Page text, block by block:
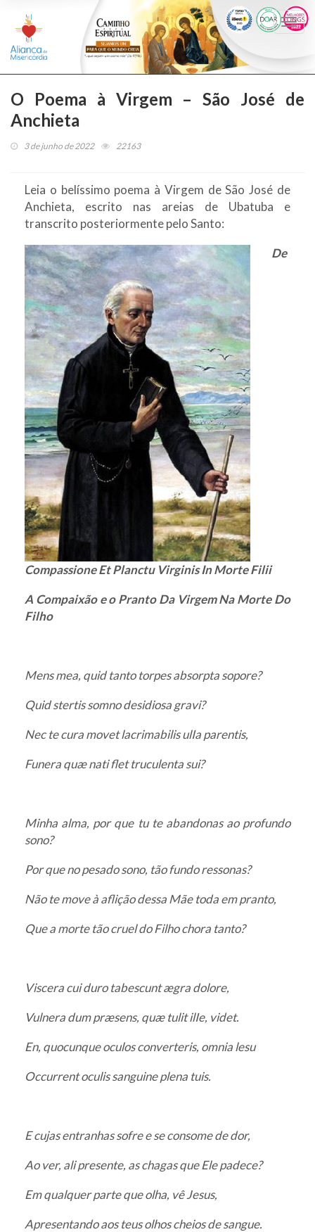
O Poema à Virgem – São José de
Anchieta
3 de junho de 2022 22163
Leia o belíssimo poema à Virgem de São José de
Anchieta, escrito nas areias de Ubatuba e
transcrito posteriormente pelo Santo:
De
Compassione Et Planctu Virginis In Morte Filii
A Compaixão e o Pranto Da Virgem Na Morte Do
Filho
Mens mea, quid tanto torpes absorpta sopore?
Quid stertis somno desidiosa gravi?
Nec te cura movet lacrimabilis ulIa parentis,
Funera quæ nati flet truculenta sui?
Minha alma, por que tu te abandonas ao profundo
sono?
Por que no pesado sono, tão fundo ressonas?
Não te move à aflição dessa Mãe toda em pranto,
Que a morte tão cruel do Filho chora tanto?
Viscera cui duro tabescunt ægra dolore,
Vulnera dum præsens, quæ tulit ilIe, videt.
En, quocunque oculos converteris, omnia lesu
Occurrent oculis sanguine plena tuis.
E cujas entranhas sofre e se consome de dor,
Ao ver, ali presente, as chagas que Ele padece?
Em qualquer parte que olha, vê Jesus,
Apresentando aos teus olhos cheios de sangue.